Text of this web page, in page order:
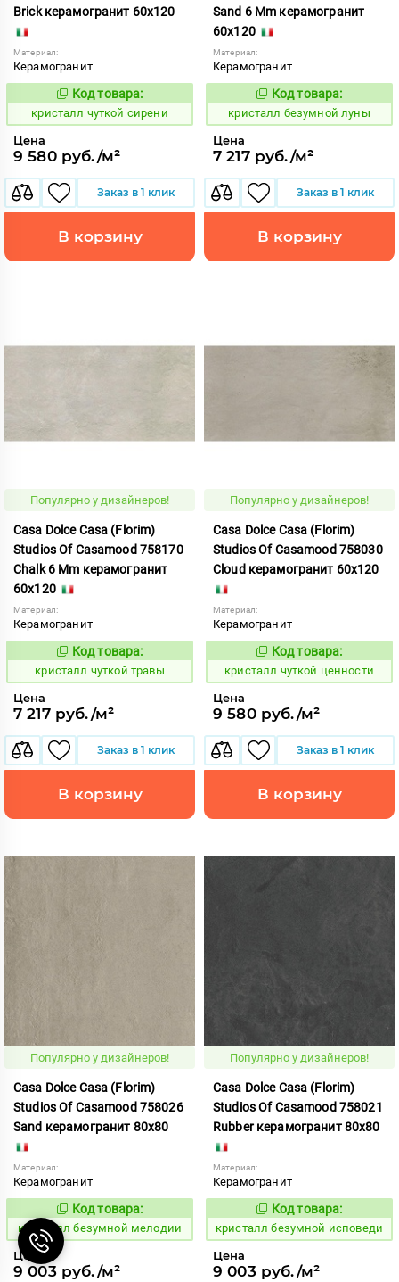
Brick керамогранит 60x120
Материал:
Керамогранит
827214
Код товара:
кристалл чуткой сирени
Цена
9 580 руб./м²
Заказ в 1 клик
В корзину
Sand 6 Mm керамогранит
60x120
Материал:
Керамогранит
827295
Код товара:
кристалл безумной луны
Цена
7 217 руб./м²
Заказ в 1 клик
В корзину
Популярно у дизайнеров!
Casa Dolce Casa (Florim)
Studios Of Casamood 758170
Chalk 6 Mm керамогранит
60x120
Материал:
Керамогранит
827232
Код товара:
кристалл чуткой травы
Цена
7 217 руб./м²
Заказ в 1 клик
В корзину
Популярно у дизайнеров!
Casa Dolce Casa (Florim)
Studios Of Casamood 758030
Cloud керамогранит 60x120
Материал:
Керамогранит
827242
Код товара:
кристалл чуткой ценности
Цена
9 580 руб./м²
Заказ в 1 клик
В корзину
Популярно у дизайнеров!
Casa Dolce Casa (Florim)
Studios Of Casamood 758026
Sand керамогранит 80x80
Материал:
Керамогранит
827298
Код товара:
кристалл безумной мелодии
Цена
9 003 руб./м²
Популярно у дизайнеров!
Casa Dolce Casa (Florim)
Studios Of Casamood 758021
Rubber керамогранит 80x80
Материал:
Керамогранит
827285
Код товара:
кристалл безумной исповеди
Цена
9 003 руб./м²